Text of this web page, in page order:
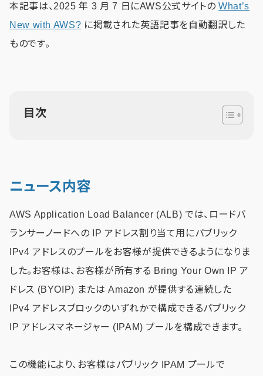
本記事は、2025 年 3 月 7 日にAWS公式サイトのWhat’s
New with AWS? に掲載された英語記事を自動翻訳した
ものです。
目次
ニュース内容
AWS Application Load Balancer (ALB) では、ロードバ
ランサーノードへの IP アドレス割り当て用にパブリック
IPv4 アドレスのプールをお客様が提供できるようになりま
した。お客様は、お客様が所有する Bring Your Own IP ア
ドレス (BYOIP) または Amazon が提供する連続した
IPv4 アドレスブロックのいずれかで構成できるパブリック
IP アドレスマネージャー (IPAM) プールを構成できます。
この機能により、お客様はパブリック IPAM プールで